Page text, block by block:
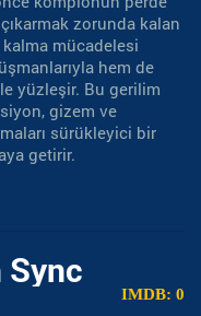
zorunda kalan
mücadelesi
hem de
yüzleşir. Bu gerilim
gizem ve
sürükleyici bir
getirir.
Sync
IMDB: 0